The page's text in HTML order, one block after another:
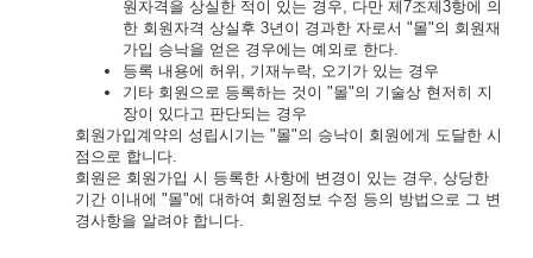
원자격을 상실한 적이 있는 경우, 다만 제7조제3항에 의
한 회원자격 상실후 3년이 경과한 자로서 "몰"의 회원재
가입 승낙을 얻은 경우에는 예외로 한다.
등록 내용에 허위, 기재누락, 오기가 있는 경우
기타 회원으로 등록하는 것이 "몰"의 기술상 현저히 지
장이 있다고 판단되는 경우
회원가입계약의 성립시기는 "몰"의 승낙이 회원에게 도달한 시
점으로 합니다.
회원은 회원가입 시 등록한 사항에 변경이 있는 경우, 상당한
기간 이내에 "몰"에 대하여 회원정보 수정 등의 방법으로 그 변
경사항을 알려야 합니다.